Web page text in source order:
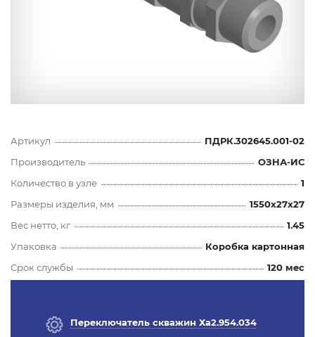
Артикул
ПДРК.302645.001-02
Производитель
ОЗНА-ИС
Количество в узле
1
Размеры изделия, мм
1550x27x27
Вес нетто, кг
1.45
Упаковка
Коробка картонная
Срок службы
120 мес
Переключатель скважин Ха2.954.034